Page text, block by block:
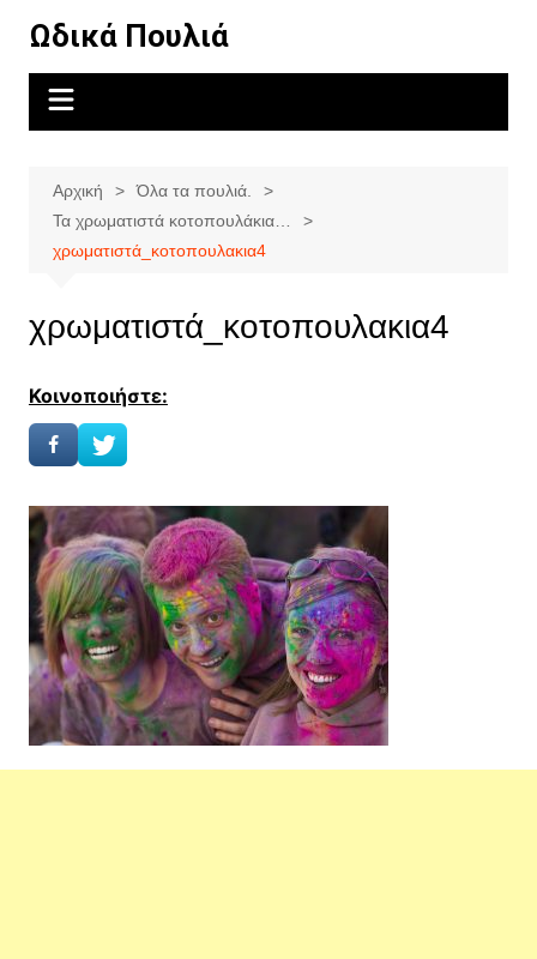
περιεχόμενο
Ωδικά Πουλιά
Αρχική
Όλα τα πουλιά.
Τα χρωματιστά κοτοπουλάκια…
χρωματιστά_κοτοπουλακια4
χρωματιστά_κοτοπουλακια4
Κοινοποιήστε: